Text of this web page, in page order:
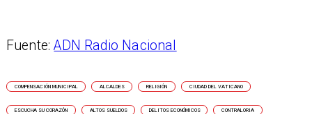
Fuente:ADN Radio Nacional
COMPENSACIÓN MUNICIPAL ALCALDES RELIGIÓN CIUDAD DEL VATICANO
ESCUCHA SU CORAZÓN ALTOS SUELDOS DELITOS ECONÓMICOS CONTRALORIA